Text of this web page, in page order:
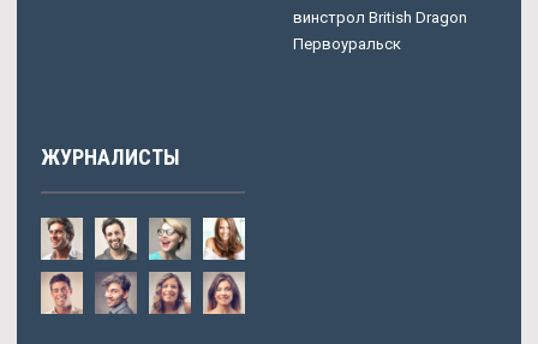
винстрол British Dragon
Первоуральск
ЖУРНАЛИСТЫ